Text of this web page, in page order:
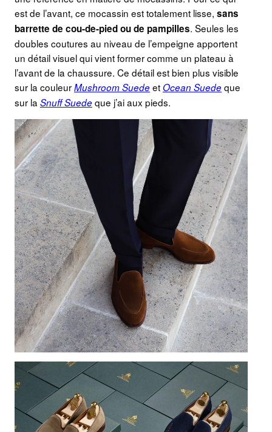
est de l’avant, ce mocassin est totalement lisse, sans
barrette de cou-de-pied ou de pampilles. Seules les
doubles coutures au niveau de l’empeigne apportent
un détail visuel qui vient former comme un plateau à
l’avant de la chaussure. Ce détail est bien plus visible
sur la couleurMushroom Suede etOcean Suede que
sur la Snuff Suede que j’ai aux pieds.